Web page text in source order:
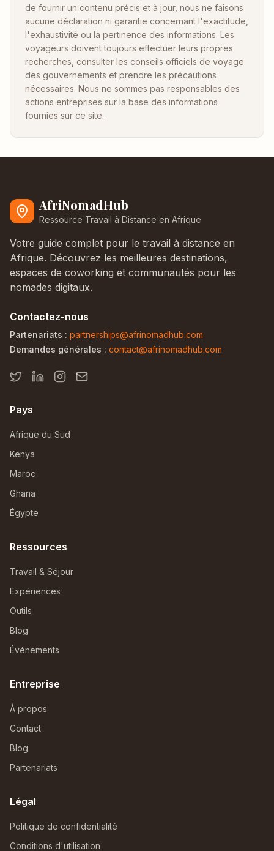
de fournir un contenu précis et à jour, nous ne faisons
aucune déclaration ni garantie concernant l'exactitude,
l'exhaustivité ou la pertinence des informations. Les
voyageurs doivent toujours effectuer leurs propres
recherches, consulter les conseils officiels de voyage
des gouvernements et prendre les précautions
nécessaires. Nous ne sommes pas responsables des
actions entreprises sur la base des informations
fournies sur ce site.
AfriNomadHub
Ressource Travail à Distance en Afrique
Votre guide complet pour le travail à distance en
Afrique. Découvrez les meilleures destinations,
espaces de coworking et communautés pour les
nomades digitaux.
Contactez-nous
Partenariats : partnerships@afrinomadhub.com
Demandes générales : contact@afrinomadhub.com
Pays
Afrique du Sud
Kenya
Maroc
Ghana
Égypte
Ressources
Travail & Séjour
Expériences
Outils
Blog
Événements
Entreprise
À propos
Contact
Blog
Partenariats
Légal
Politique de confidentialité
Conditions d'utilisation